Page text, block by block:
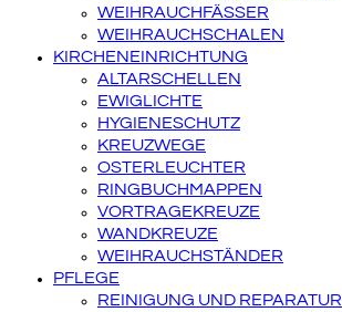
WEIHRAUCHFÄSSER
WEIHRAUCHSCHALEN
KIRCHENEINRICHTUNG
ALTARSCHELLEN
EWIGLICHTE
HYGIENESCHUTZ
KREUZWEGE
OSTERLEUCHTER
RINGBUCHMAPPEN
VORTRAGEKREUZE
WANDKREUZE
WEIHRAUCHSTÄNDER
PFLEGE
REINIGUNG UND REPARATUR